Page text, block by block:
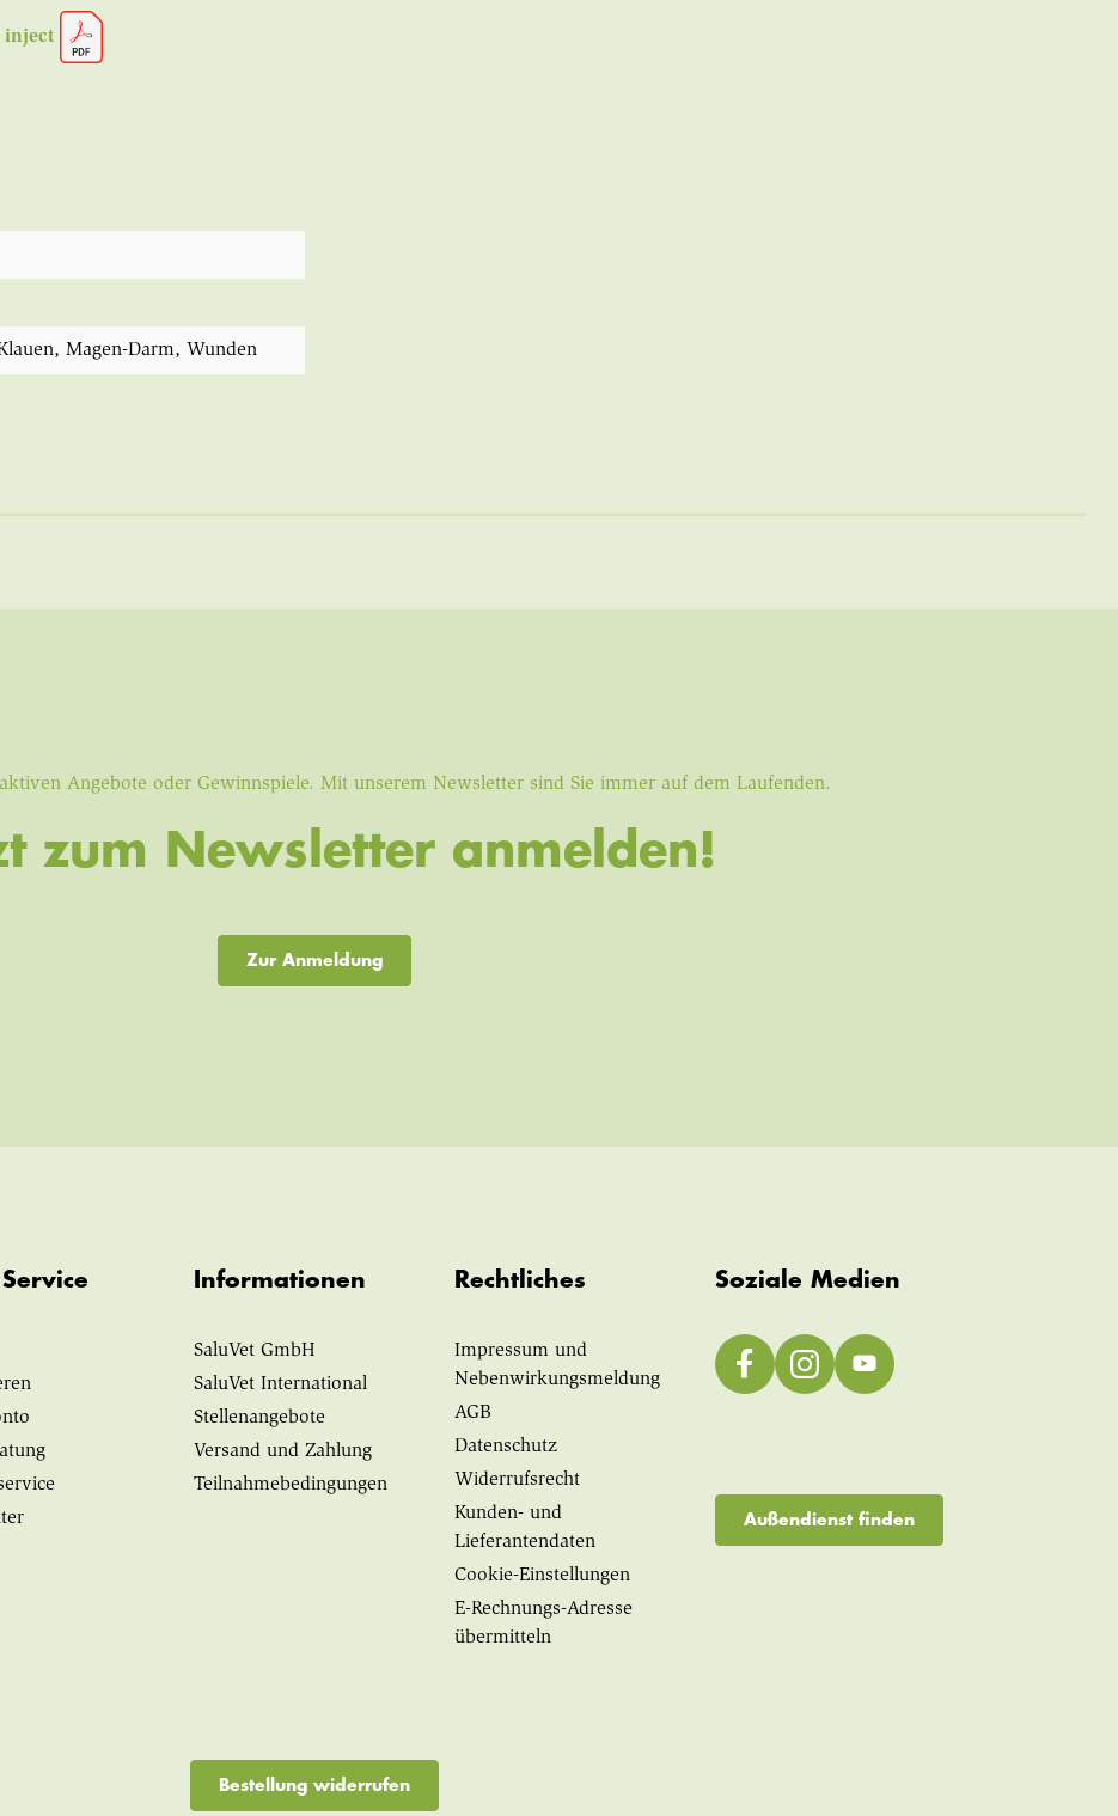
inject
, Magen-Darm, Wunden
Angebote oder Gewinnspiele. Mit unserem Newsletter sind Sie immer auf dem Laufenden.
zum Newsletter anmelden!
Zur Anmeldung
Informationen
SaluVet GmbH
SaluVet International
Stellenangebote
Versand und Zahlung
Teilnahmebedingungen
Rechtliches
Impressum und
Nebenwirkungsmeldung
AGB
Datenschutz
Widerrufsrecht
Kunden- und
Lieferantendaten
Cookie-Einstellungen
E-Rechnungs-Adresse
übermitteln
Soziale Medien
Außendienst finden
Bestellung widerrufen